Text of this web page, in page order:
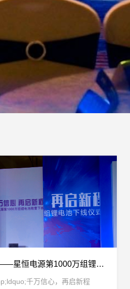
千万信心，再启新程——星恒电源第1000万组锂电池隆重下线！
千万信心，再启新程